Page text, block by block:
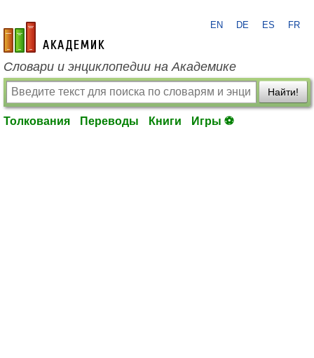
academic.ru
EN DE ES FR
Словари и энциклопедии на Академике
Найти!
Толкования Переводы Книги Игры ⚽